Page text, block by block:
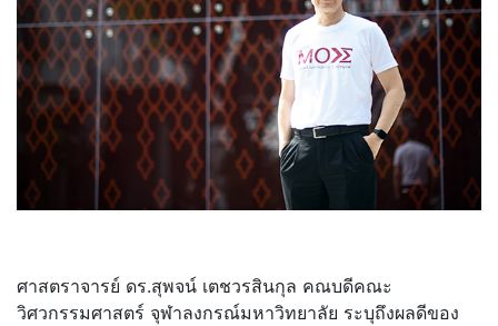
ศาสตราจารย์ ดร.สุพจน์ เตชวรสินกุล คณบดีคณะ
วิศวกรรมศาสตร์ จุฬาลงกรณ์มหาวิทยาลัย ระบุถึงผลดีของ